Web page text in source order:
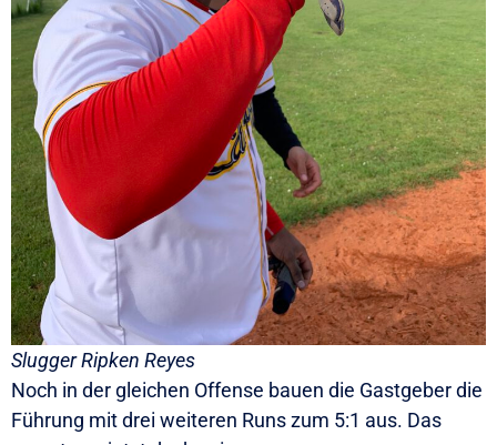
Slugger Ripken Reyes
Noch in der gleichen Offense bauen die Gastgeber die
Führung mit drei weiteren Runs zum 5:1 aus. Das